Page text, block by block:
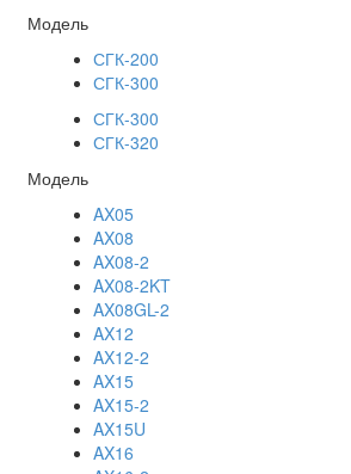
Модель
СГК-200
СГК-300
СГК-300
СГК-320
Модель
AX05
AX08
AX08-2
AX08-2KT
AX08GL-2
AX12
AX12-2
AX15
AX15-2
AX15U
AX16